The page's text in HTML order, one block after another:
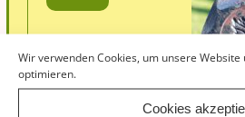
Wir verwenden Cookies, um unsere
optimieren.
Cookies